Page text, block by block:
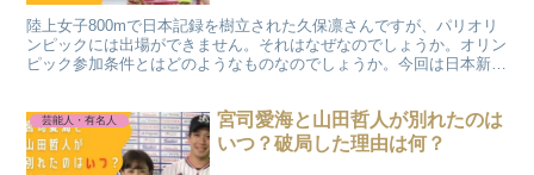
陸上女子800mで日本記録を樹立された久保凛さんですが、パリオリ
ンピックには出場ができません。それはなぜなのでしょうか。オリン
ピック参加条件とはどのようなものなのでしょうか。今回は日本新記
芸能人・有名人
宮司愛海と山田哲人が別れたのは
いつ？破局した理由は何？